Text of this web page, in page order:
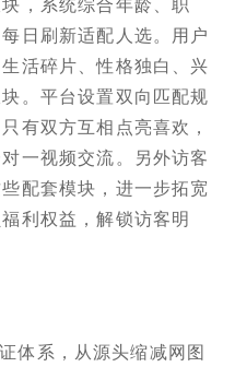
，系统综合年龄、职
日刷新适配人选。用户
活碎片、性格独白、兴
。平台设置双向匹配规
有双方互相点亮喜欢，
一视频交流。另外访客
配套模块，进一步拓宽
利权益，解锁访客明
体系，从源头缩减网图